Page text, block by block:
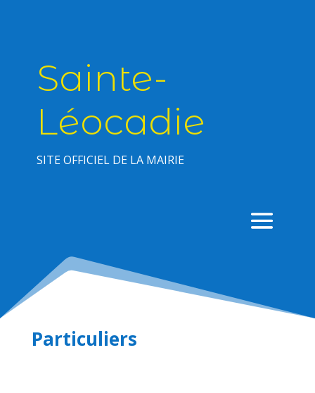
Sainte-
Léocadie
SITE OFFICIEL DE LA MAIRIE
Particuliers